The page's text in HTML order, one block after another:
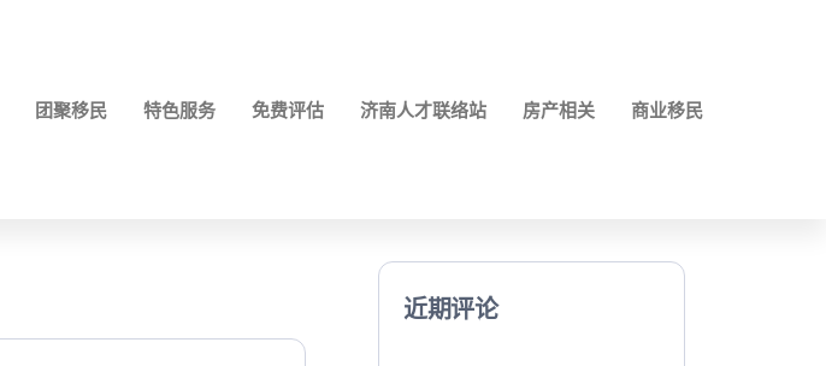
团聚移民 特色服务 免费评估 济南人才联络站 房产相关 商业移民
近期评论